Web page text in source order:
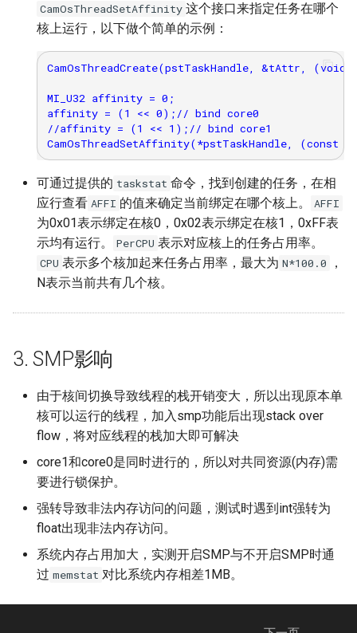
PSPI
VDISP
CamOsThreadSetAffinity 这个接口来指定任务在哪个
核上运行，以下做个简单的示例：
CamOsThreadCreate(pstTaskHandle, &tAttr, (void
MI_U32 affinity = 0;
affinity = (1 << 0);// bind core0
//affinity = (1 << 1);// bind core1
可通过提供的 taskstat 命令，找到创建的任务，在相
应行查看 AFFI 的值来确定当前绑定在哪个核上。 AFFI
为0x01表示绑定在核0，0x02表示绑定在核1，0xFF表
示均有运行。
PerCPU 表示对应核上的任务占用率。
CPU 表示多个核加起来任务占用率，最大为 N*100.0
，
N表示当前共有几个核。
3. SMP影响
由于核间切换导致线程的栈开销变大，所以出现原本单
核可以运行的线程，加入smp功能后出现stack over
flow，将对应线程的栈加大即可解决
core1和core0是同时进行的，所以对共同资源(内存)需
要进行锁保护。
强转导致非法内存访问的问题，测试时遇到int强转为
float出现非法内存访问。
系统内存占用加大，实测开启SMP与不开启SMP时通
过 memstat 对比系统内存相差1MB。